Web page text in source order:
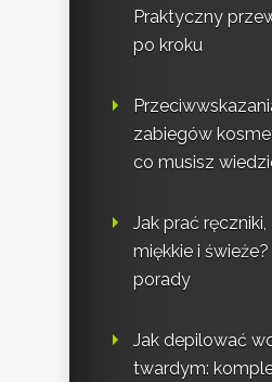
Praktyczny
po kroku
zabiegów
co musisz
Jak prać
miękkie i
porady
Jak depilować
twardym: